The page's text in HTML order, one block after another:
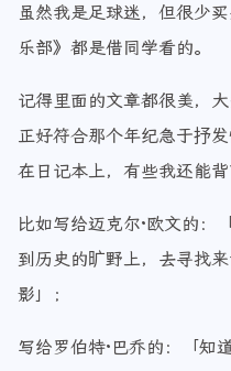
虽然我是足球迷，但很少
乐部》都是借同学看的。
记得里面的文章都很美，
正好符合那个年纪急于抒
在日记本上，有些我还能
比如写给迈克尔·欧文的：
到历史的旷野上，去寻找
影」；
写给罗伯特·巴乔的：「知